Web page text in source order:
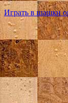
Играть в шашки